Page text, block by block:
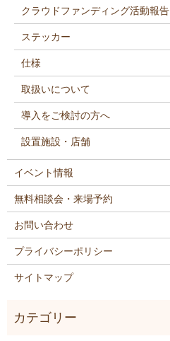
クラウドファンディング活動報告
ステッカー
仕様
取扱いについて
導入をご検討の方へ
設置施設・店舗
イベント情報
無料相談会・来場予約
お問い合わせ
プライバシーポリシー
サイトマップ